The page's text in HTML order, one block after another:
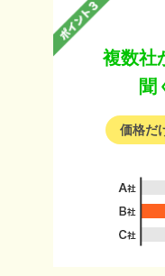
複数社
聞
価格だ